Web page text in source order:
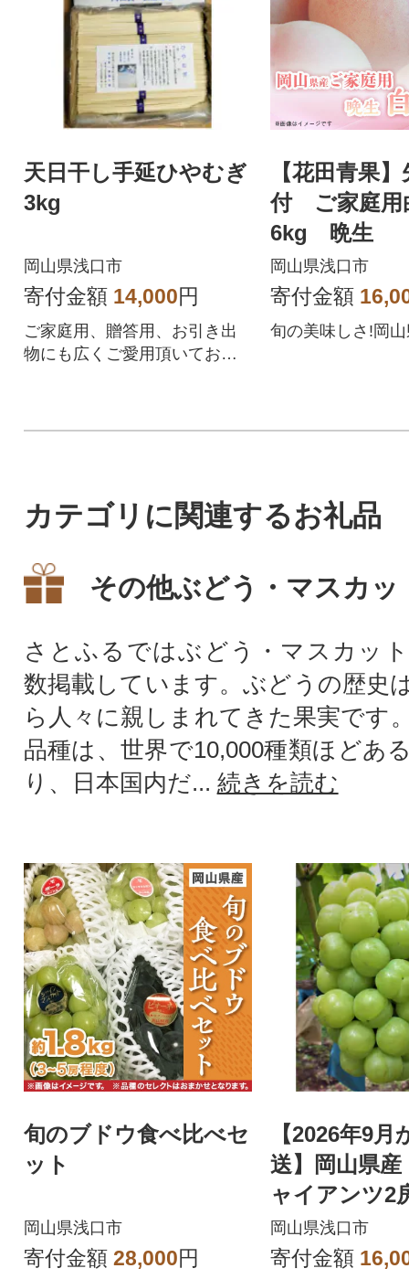
天日干し手延ひやむぎ
3kg
岡山県浅口市
寄付金額 14,000円
ご家庭用、贈答用、お引き出
物にも広くご愛用頂いており
【花田青果
付 ご家庭用
6kg 晩生
岡山県浅口市
寄付金額
旬の美味しさ!岡
カテゴリに関連するお礼品
その他ぶどう・マスカッ
さとふるではぶどう・マスカッ
数掲載しています。ぶどうの歴史
ら人々に親しまれてきた果実です
品種は、世界で10,000種類ほどあ
り、日本国内だ... 続きを読む
旬のブドウ食べ比べセ
ット
岡山県浅口市
寄付金額 28,000円
【2026年9月
送】岡山県
ャイアンツ2
g以上)約1kg
岡山県浅口市
寄付金額